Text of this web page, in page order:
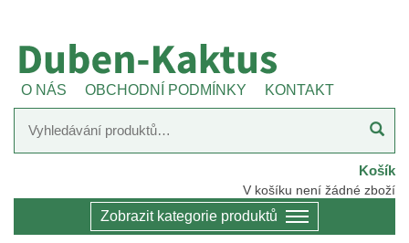
O NÁS OBCHODNÍ PODMÍNKY KONTAKT
Košík
V košíku není žádné zboží
Zobrazit kategorie produktů